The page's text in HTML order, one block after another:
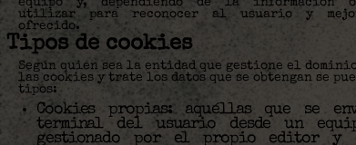
equipo y, dependiendo de la información
utilizar para reconocer al usuario y
ofrecido.
Tipos de cookies
Según quien sea la entidad que gestione el
las cookies y trate los datos que se obtengan se
tipos:
Cookies propias: aquéllas que se
terminal del usuario desde un
gestionado por el propio editor y